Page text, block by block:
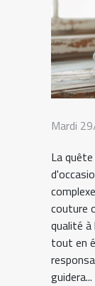
Mardi
La
couture
qualité
tout en
guidera...